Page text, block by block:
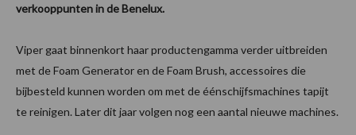
verkooppunten in de Benelux.
Viper gaat binnenkort haar productengamma verder uitbreiden
met de Foam Generator en de Foam Brush, accessoires die
bijbesteld kunnen worden om met de éénschijfsmachines tapijt
te reinigen. Later dit jaar volgen nog een aantal nieuwe machines.